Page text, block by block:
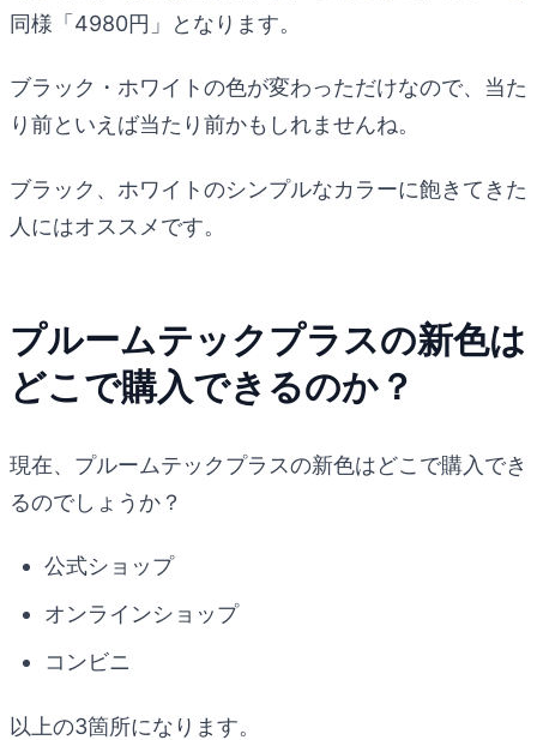
同様「4980円」となります。
ブラック・ホワイトの色が変わっただけなので、当た
り前といえば当たり前かもしれませんね。
ブラック、ホワイトのシンプルなカラーに飽きてきた
人にはオススメです。
プルームテックプラスの新色は
どこで購入できるのか？
現在、プルームテックプラスの新色はどこで購入でき
るのでしょうか？
公式ショップ
オンラインショップ
コンビニ
以上の3箇所になります。